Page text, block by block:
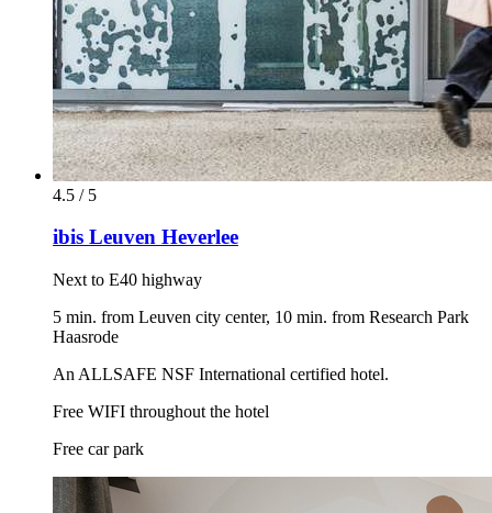
4.5 / 5
ibis Leuven Heverlee
Next to E40 highway
5 min. from Leuven city center, 10 min. from Research Park
Haasrode
An ALLSAFE NSF International certified hotel.
Free WIFI throughout the hotel
Free car park